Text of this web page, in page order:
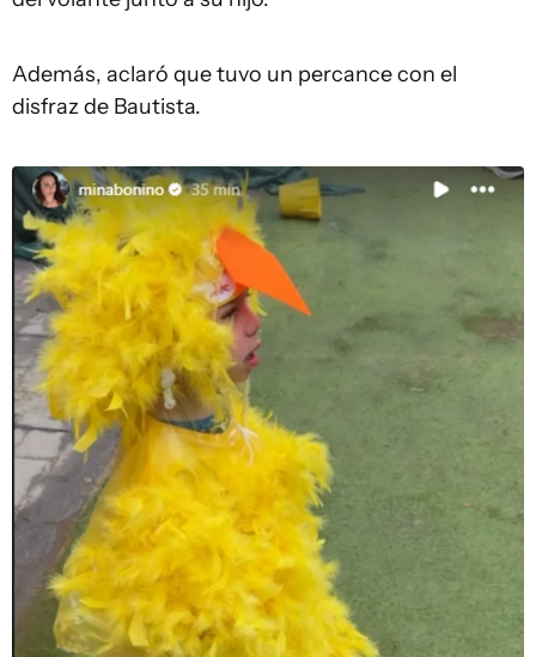
Además, aclaró que tuvo un percance con el
disfraz de Bautista.